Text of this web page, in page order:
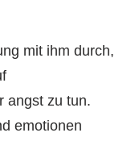
mit ihm durch,
angst zu tun.
emotionen